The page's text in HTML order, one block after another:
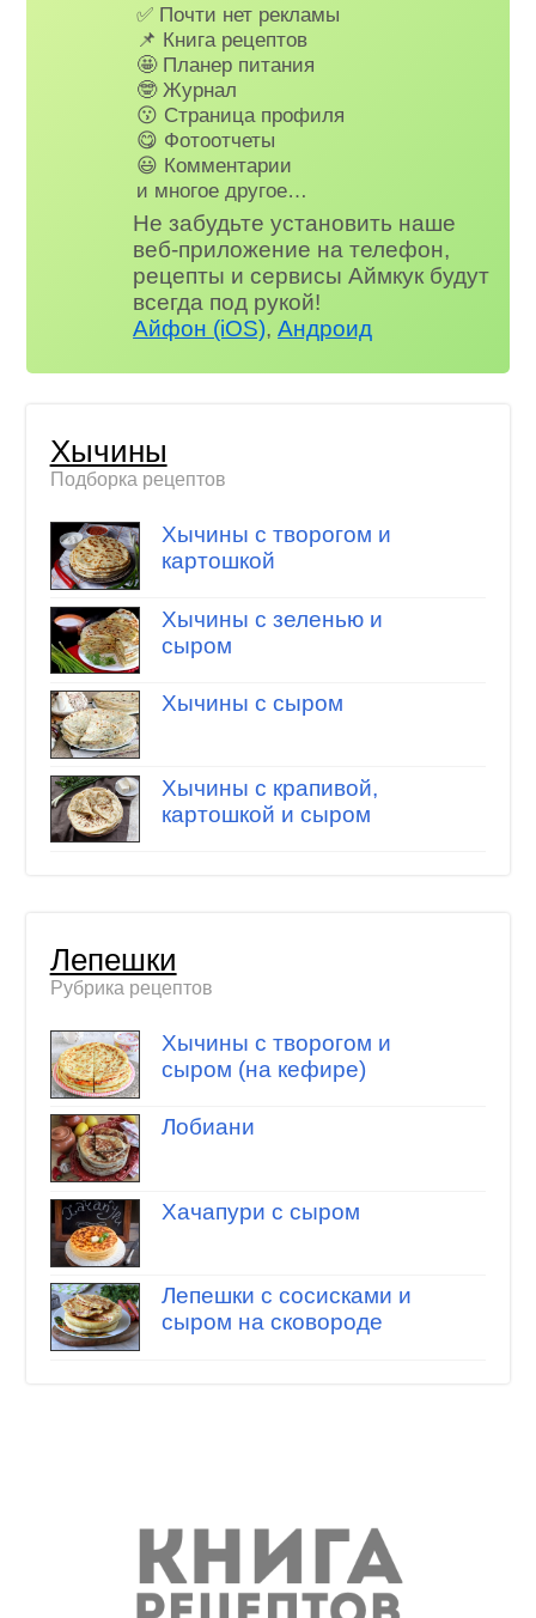
✅ Почти нет рекламы
📌 Книга рецептов
🤩 Планер питания
🤓 Журнал
😗 Страница профиля
😋 Фотоотчеты
😃 Комментарии
и многое другое…
Не забудьте установить наше
веб-приложение на телефон,
рецепты и сервисы Аймкук будут
всегда под рукой!
Айфон (iOS),Андроид
Хычины
Подборка рецептов
Хычины с творогом и
картошкой
Хычины с зеленью и
сыром
Хычины с сыром
Хычины с крапивой,
картошкой и сыром
Лепешки
Рубрика рецептов
Хычины с творогом и
сыром (на кефире)
Лобиани
Хачапури с сыром
Лепешки с сосисками и
сыром на сковороде